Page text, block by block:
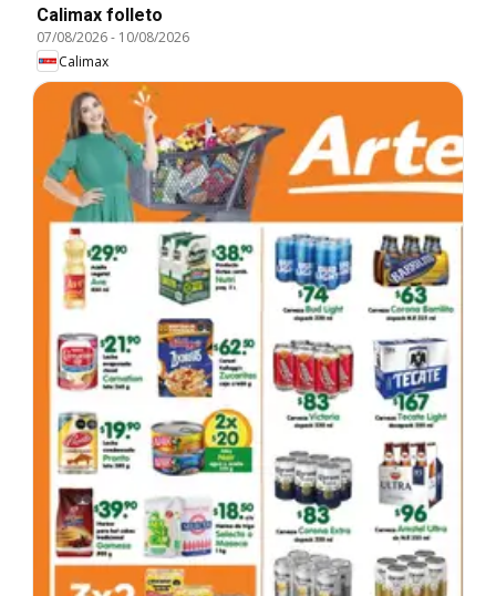
Calimax folleto
07/08/2026- 10/08/2026
Calimax